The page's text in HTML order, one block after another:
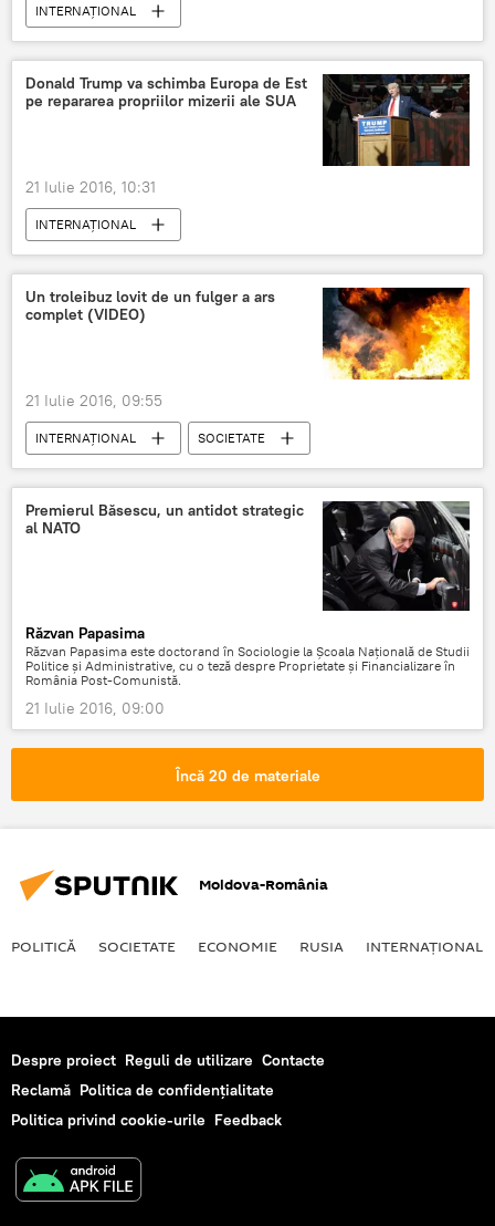
INTERNAŢIONAL
Războiul din Siria. Tensiunile din provincia Idlib
Donald Trump va schimba Europa de Est
pe repararea propriilor mizerii ale SUA
21 Iulie 2016, 10:31
INTERNAŢIONAL
Un troleibuz lovit de un fulger a ars
complet (VIDEO)
21 Iulie 2016, 09:55
INTERNAŢIONAL SOCIETATE
Premierul Băsescu, un antidot strategic
al NATO
Răzvan Papasima
Răzvan Papasima este doctorand în Sociologie la Școala Națională de Studii
Politice și Administrative, cu o teză despre Proprietate și Financializare în
România Post-Comunistă.
21 Iulie 2016, 09:00
Încă 20 de materiale
Moldova-România
POLITICĂ SOCIETATE ECONOMIE RUSIA INTERNAŢIONAL
Despre proiect Reguli de utilizare Contacte
Reclamă Politica de confidențialitate
Politica privind cookie-urile Feedback